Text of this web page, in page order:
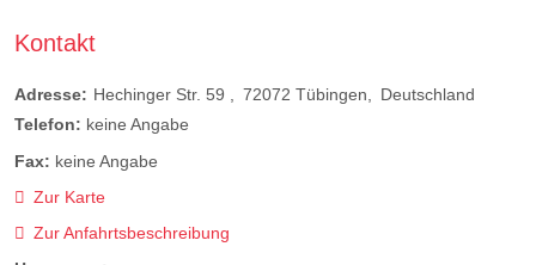
Kontakt
Adresse: Hechinger Str. 59 72072 Tübingen
Deutschland
Telefon: keine Angabe
Fax: keine Angabe
Zur Karte
Zur Anfahrtsbeschreibung